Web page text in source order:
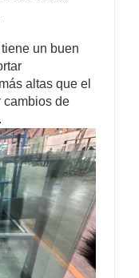
un buen
altas que el
cambios de